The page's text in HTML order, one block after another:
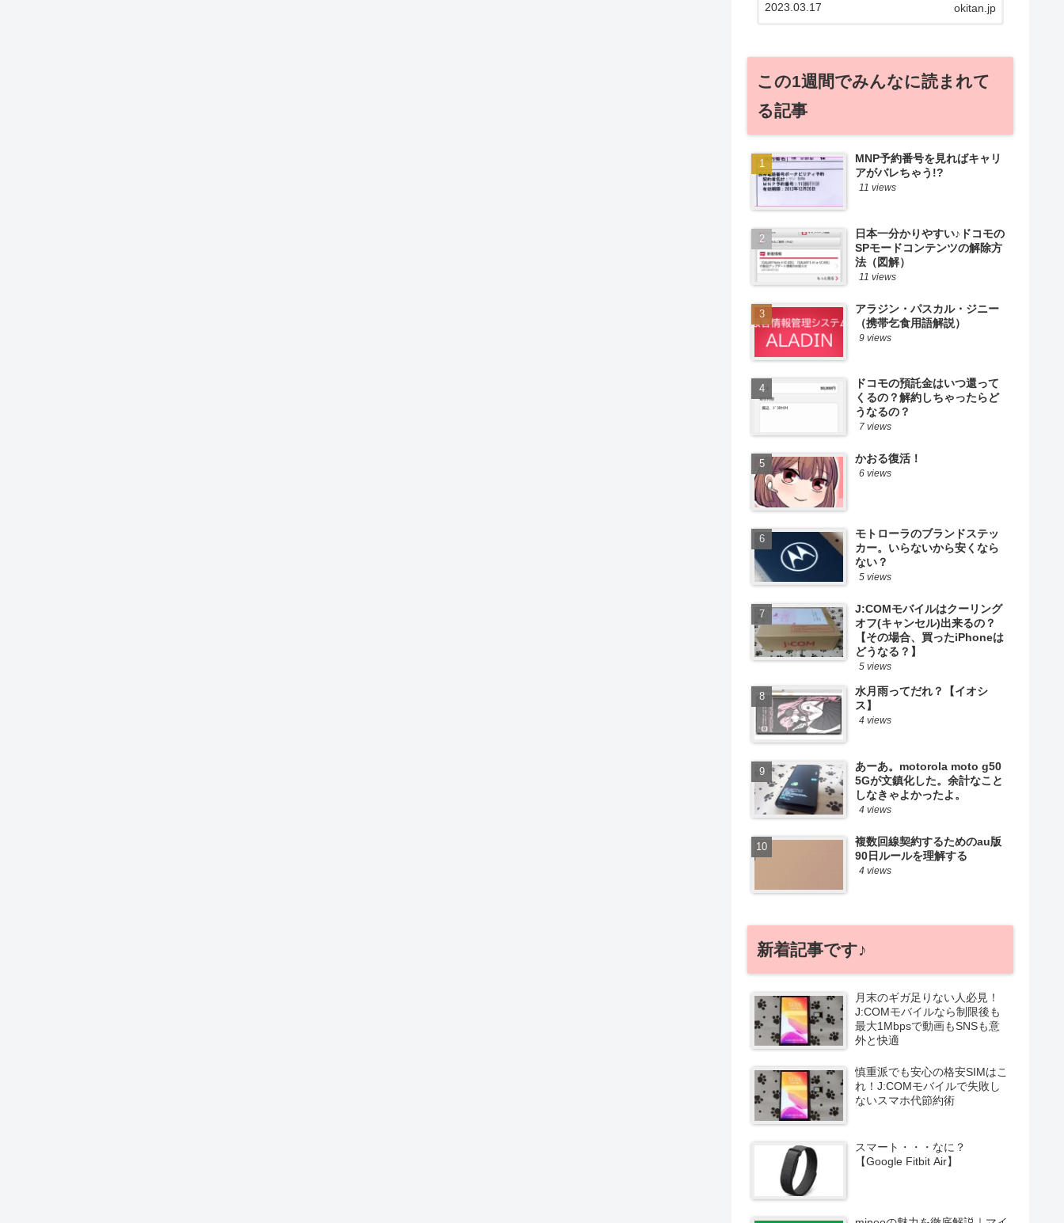
どうせ契約するなら安くお得
かおるが調べた案件をこっ
そ...
okitan.jp
2023.03.17
この1週間でみんなに読まれて
る記事
MNP予約番号を見ればキャリ
アがバレちゃう!?
11 views
日本一分かりやすい♪ドコモの
SPモードコンテンツの解除方
法（図解）
11 views
アラジン・パスカル・ジニー
（携帯乞食用語解説）
9 views
ドコモの預託金はいつ還って
くるの？解約しちゃったらど
うなるの？
7 views
かおる復活！
6 views
モトローラのブランドステッ
カー。いらないから安くなら
ない？
5 views
J:COMモバイルはクーリング
オフ(キャンセル)出来るの？
【その場合、買ったiPhoneは
どうなる？】
5 views
水月雨ってだれ？【イオシ
ス】
4 views
あーあ。motorola moto g50
5Gが文鎮化した。余計なこと
しなきゃよかったよ。
4 views
複数回線契約するためのau版
90日ルールを理解する
4 views
新着記事です♪
月末のギガ足りない人必見！
J:COMモバイルなら制限後も
最大1Mbpsで動画もSNSも意
外と快適
慎重派でも安心の格安SIMはこ
れ！J:COMモバイルで失敗し
ないスマホ代節約術
スマート・・・なに？
【Google Fitbit Air】